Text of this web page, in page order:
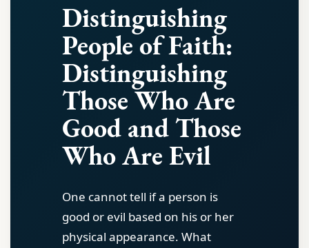
Distinguishing
People of Faith:
Distinguishing
Those Who Are
Good and Those
Who Are Evil
One cannot tell if a person is
good or evil based on his or her
physical appearance. What